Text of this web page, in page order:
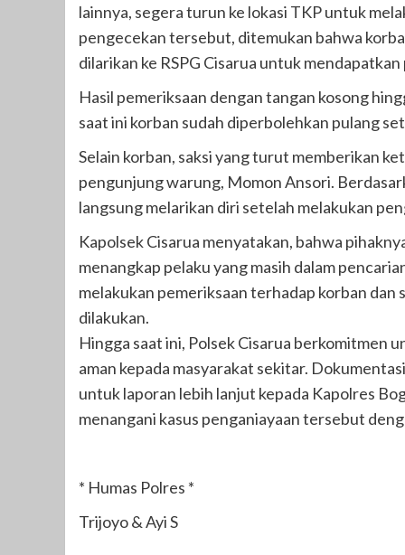
lainnya, segera turun ke lokasi TKP untuk
pengecekan tersebut, ditemukan bahwa
dilarikan ke RSPG Cisarua untuk
Hasil pemeriksaan dengan tangan kosong
saat ini korban sudah diperbolehkan pulang
Selain korban, saksi yang turut memberikan
pengunjung warung, Momon Ansori.
langsung melarikan diri setelah melakukan
Kapolsek Cisarua menyatakan, bahwa
menangkap pelaku yang masih dalam
melakukan pemeriksaan terhadap korban
dilakukan.
Hingga saat ini, Polsek Cisarua berkomitmen
aman kepada masyarakat sekitar.
untuk laporan lebih lanjut kepada Kapolres
menangani kasus penganiayaan tersebut
* Humas Polres *
Trijoyo & Ayi S